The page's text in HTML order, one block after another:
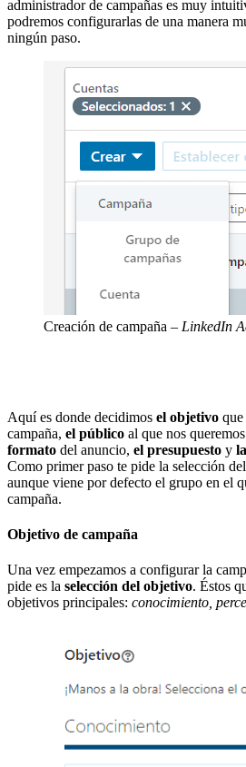
administrador de campañas es muy
podremos configurarlas de una manera
ningún paso.
Creación de campaña – LinkedIn
Aquí es donde decidimos el objetivo
campaña, el público al que nos
formato del anuncio, el presupuesto y
Como primer paso te pide la selección
aunque viene por defecto el grupo en el
campaña.
Objetivo de campaña
Una vez empezamos a configurar la
pide es la selección del objetivo. Éstos
objetivos principales: conocimiento,